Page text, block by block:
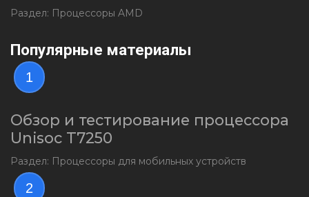
Раздел: Процессоры AMD
Популярные материалы
1
Обзор и тестирование процессора
Unisoc T7250
Раздел: Процессоры для мобильных устройств
2